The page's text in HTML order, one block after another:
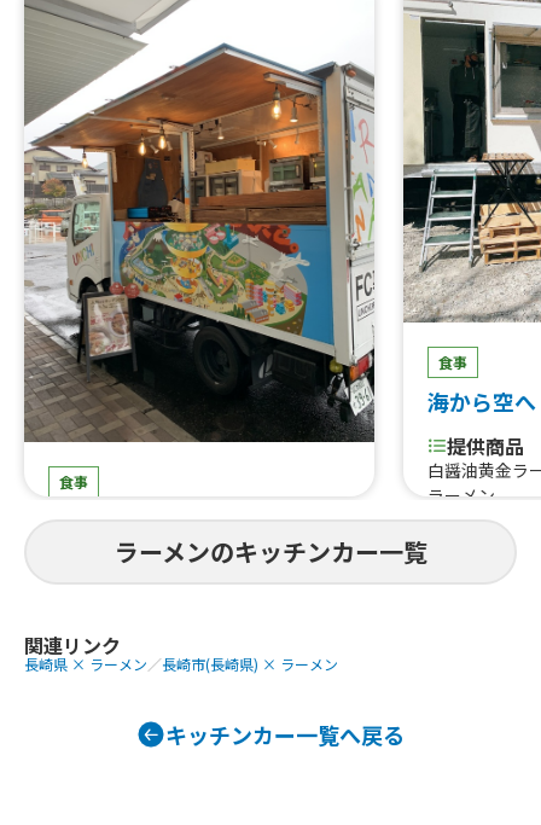
食事
人類みなキッチンCar
提供商品
冷凍餃子、チャーシュー、煮卵、豚骨
食事
海から空へ
提供商品
白醤油黄金ラ
ラーメン
ラーメンのキッチンカー一覧
関連リンク
長崎県 × ラーメン／長崎市(長崎県) × ラーメン
キッチンカー一覧へ戻る